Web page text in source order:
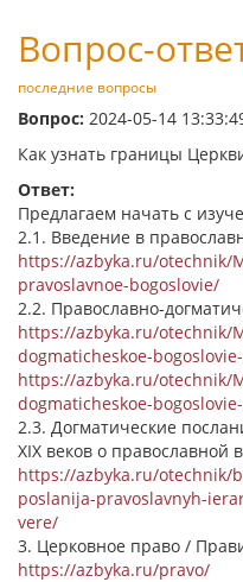
Вопрос-
последние вопросы
Вопрос: 2024-05-14
Как узнать границы
Ответ:
Предлагаем начать с
2.1. Введение в
https://azbyka.ru/otechnik/
pravoslavnoe-bogoslovie/
2.2. Православно-
https://azbyka.ru/otechnik/
dogmaticheskoe-
https://azbyka.ru/otechnik/
dogmaticheskoe-
2.3. Догматические
XIX веков о православной
https://azbyka.ru/otechnik/
poslanija-pravoslavnyh-
vere/
3. Церковное право /
https://azbyka.ru/pravo/